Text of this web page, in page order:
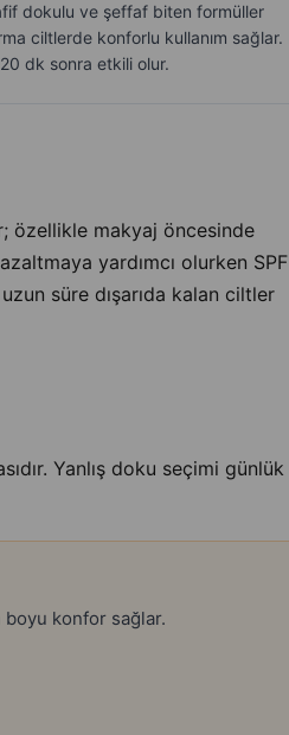
dokulu ve şeffaf biten formüller
ciltlerde konforlu kullanım sağlar.
dk sonra etkili olur.
özellikle makyaj öncesinde
yardımcı olurken SPF
süre dışarıda kalan ciltler
Yanlış doku seçimi günlük
konfor sağlar.